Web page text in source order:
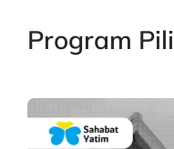
Program